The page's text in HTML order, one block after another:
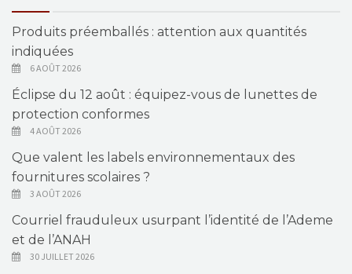
Produits préemballés : attention aux quantités
indiquées
6 AOÛT 2026
Éclipse du 12 août : équipez-vous de lunettes de
protection conformes
4 AOÛT 2026
Que valent les labels environnementaux des
fournitures scolaires ?
3 AOÛT 2026
Courriel frauduleux usurpant l’identité de l’Ademe
et de l’ANAH
30 JUILLET 2026